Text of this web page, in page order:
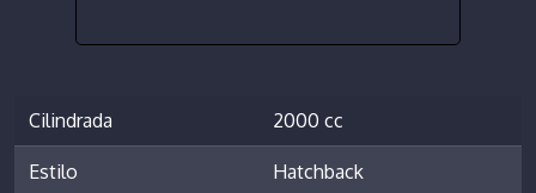
Cilindrada 2000 cc
Estilo Hatchback